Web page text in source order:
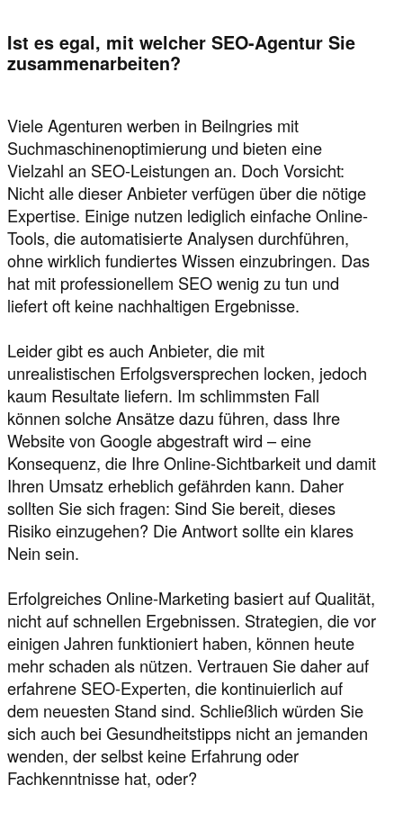
Ist es egal, mit welcher SEO-Agentur Sie
zusammenarbeiten?
Viele Agenturen werben in Beilngries mit
Suchmaschinenoptimierung und bieten eine
Vielzahl an SEO-Leistungen an. Doch Vorsicht:
Nicht alle dieser Anbieter verfügen über die nötige
Expertise. Einige nutzen lediglich einfache Online-
Tools, die automatisierte Analysen durchführen,
ohne wirklich fundiertes Wissen einzubringen. Das
hat mit professionellem SEO wenig zu tun und
liefert oft keine nachhaltigen Ergebnisse.
Leider gibt es auch Anbieter, die mit
unrealistischen Erfolgsversprechen locken, jedoch
kaum Resultate liefern. Im schlimmsten Fall
können solche Ansätze dazu führen, dass Ihre
Website von Google abgestraft wird – eine
Konsequenz, die Ihre Online-Sichtbarkeit und damit
Ihren Umsatz erheblich gefährden kann. Daher
sollten Sie sich fragen: Sind Sie bereit, dieses
Risiko einzugehen? Die Antwort sollte ein klares
Nein sein.
Erfolgreiches Online-Marketing basiert auf Qualität,
nicht auf schnellen Ergebnissen. Strategien, die vor
einigen Jahren funktioniert haben, können heute
mehr schaden als nützen. Vertrauen Sie daher auf
erfahrene SEO-Experten, die kontinuierlich auf
dem neuesten Stand sind. Schließlich würden Sie
sich auch bei Gesundheitstipps nicht an jemanden
wenden, der selbst keine Erfahrung oder
Fachkenntnisse hat, oder?